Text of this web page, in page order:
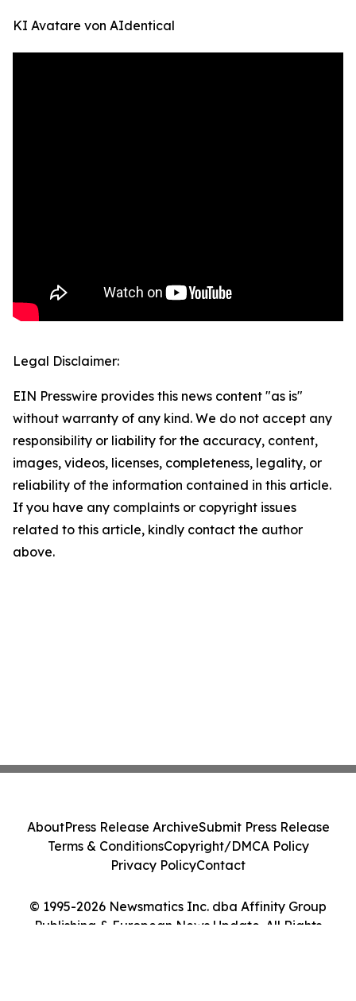
KI Avatare von AIdentical
Legal Disclaimer:
EIN Presswire provides this news content "as is"
without warranty of any kind. We do not accept any
responsibility or liability for the accuracy, content,
images, videos, licenses, completeness, legality, or
reliability of the information contained in this article.
If you have any complaints or copyright issues
related to this article, kindly contact the author
above.
© 1995-2026 Newsmatics Inc. dba Affinity Group
Publishing & European News Update. All Rights
AboutPress Release ArchiveSubmit Press Release
Terms & ConditionsCopyright/DMCA Policy
Privacy PolicyContact